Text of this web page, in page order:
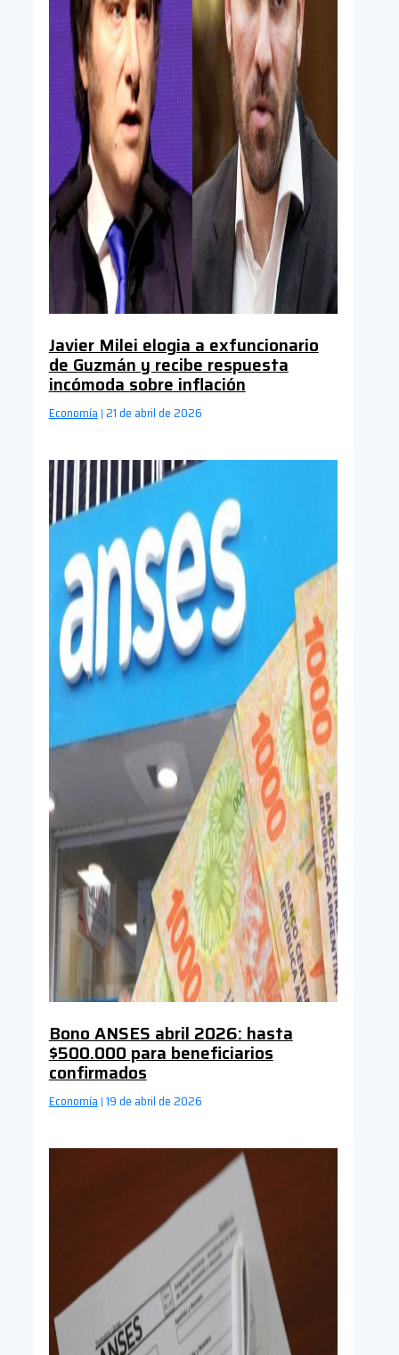
Javier Milei elogia a exfuncionario
de Guzmán y recibe respuesta
incómoda sobre inflación
Economía | 21 de abril de 2026
Bono ANSES abril 2026: hasta
$500.000 para beneficiarios
confirmados
Economía | 19 de abril de 2026